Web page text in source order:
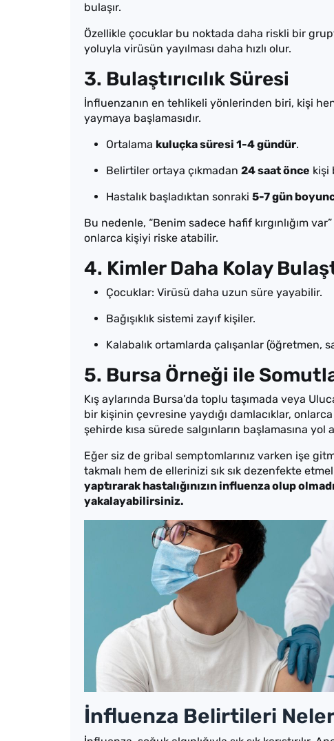
bulaşır.
Özellikle çocuklar bu noktada daha riskli bir
yoluyla virüsün yayılması daha hızlı olur.
3. Bulaştırıcılık Süresi
İnfluenzanın en tehlikeli yönlerinden biri, kişi
yaymaya başlamasıdır.
Ortalama kuluçka süresi 1-4 gündür.
Belirtiler ortaya çıkmadan 24 saat önce kişi
Hastalık başladıktan sonraki 5-7 gün
Bu nedenle, “Benim sadece hafif kırgınlığım
onlarca kişiyi riske atabilir.
4. Kimler Daha Kolay
Çocuklar: Virüsü daha uzun süre yayabilir.
Bağışıklık sistemi zayıf kişiler.
Kalabalık ortamlarda çalışanlar (öğretmen,
5. Bursa Örneği ile
Kış aylarında Bursa’da toplu taşımada veya
bir kişinin çevresine yaydığı damlacıklar,
şehirde kısa sürede salgınların başlamasına yol
Eğer siz de gribal semptomlarınız varken işe
takmalı hem de ellerinizi sık sık dezenfekte
yaptırarak hastalığınızın influenza olup
yakalayabilirsiniz.
İnfluenza Belirtileri